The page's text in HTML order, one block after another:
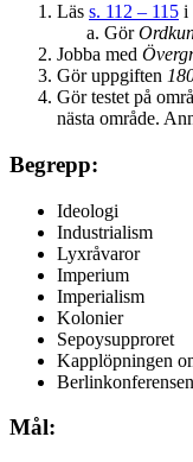
Läs s. 112 – 115 i
Gör
Jobba med
Gör uppgiften
Gör testet på
nästa område.
Begrepp:
Ideologi
Industrialism
Lyxråvaror
Imperium
Imperialism
Kolonier
Sepoysupproret
Kapplöpningen